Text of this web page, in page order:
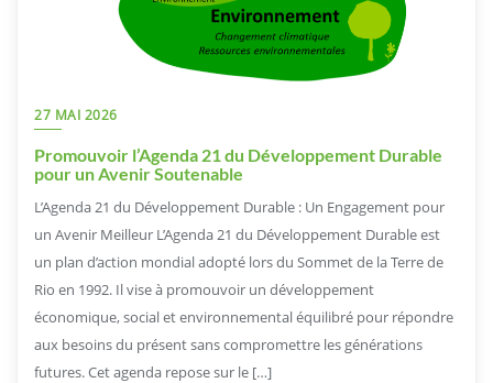
27 MAI 2026
Promouvoir l’Agenda 21 du Développement Durable
pour un Avenir Soutenable
L’Agenda 21 du Développement Durable : Un Engagement pour
un Avenir Meilleur L’Agenda 21 du Développement Durable est
un plan d’action mondial adopté lors du Sommet de la Terre de
Rio en 1992. Il vise à promouvoir un développement
économique, social et environnemental équilibré pour répondre
aux besoins du présent sans compromettre les générations
futures. Cet agenda repose sur le […]